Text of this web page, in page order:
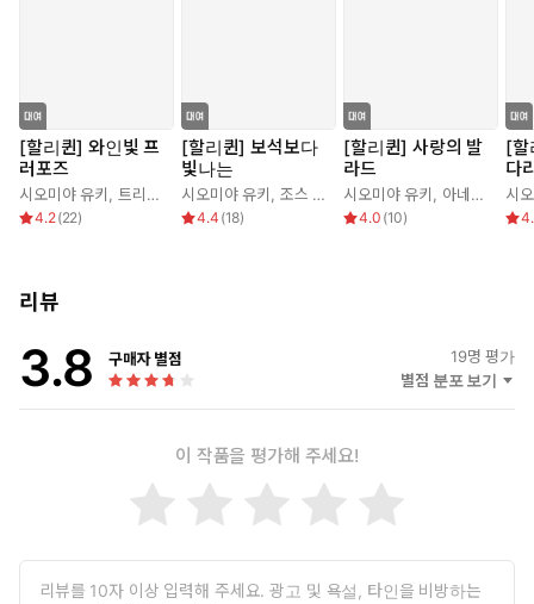
[할리퀸] 와인빛 프
러포즈
시오미야 유키 트리시 머레이
4.2(22)
[할리퀸] 보석보다
빛나는
시오미야 유키 조스 우드
4.4 (18)
[할리퀸] 사랑의 발
라드
시오미야 유키 아네트 브로드릭
4.0 (10)
[할
다
시
리뷰
3.8 구매자 별점 19명 평가
별점 분포 보기
이 작품을 평가해 주세요!